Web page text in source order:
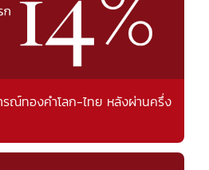
รณ์ทองคำโลก-ไทย หลังผ่านครึ่ง